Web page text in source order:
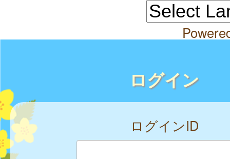
ログイン
ログインID